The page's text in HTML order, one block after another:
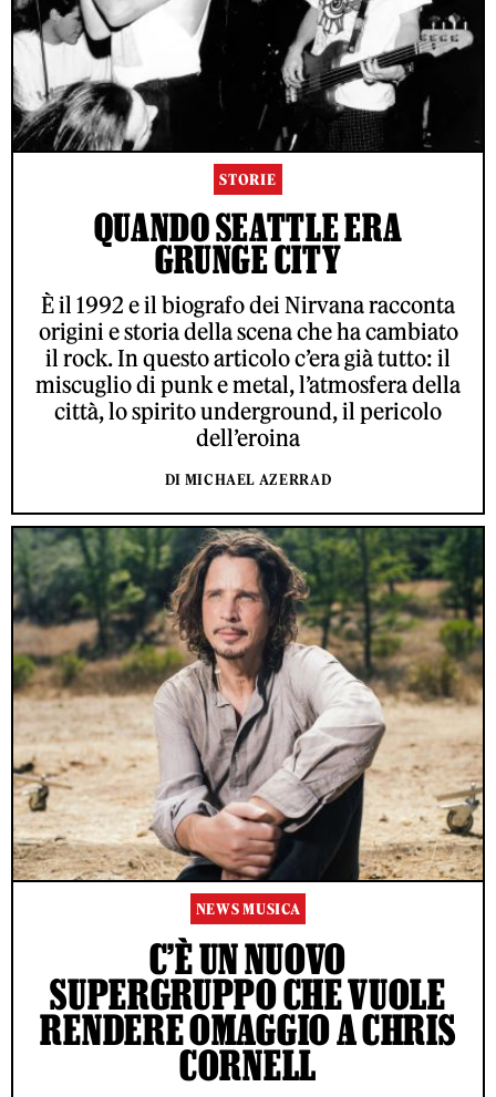
STORIE
QUANDO SEATTLE ERA
GRUNGE CITY
È il 1992 e il biografo dei Nirvana racconta
origini e storia della scena che ha cambiato
il rock. In questo articolo c’era già tutto: il
miscuglio di punk e metal, l’atmosfera della
città, lo spirito underground, il pericolo
dell’eroina
DI MICHAEL AZERRAD
NEWS MUSICA
C’È UN NUOVO
SUPERGRUPPO CHE VUOLE
RENDERE OMAGGIO A CHRIS
CORNELL